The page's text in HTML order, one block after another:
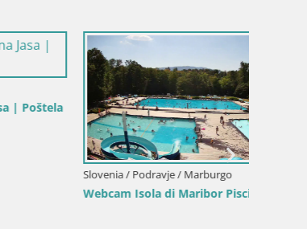
Slovenia / Podravje / Marburgo
Webcam Isola di Maribor Piscina